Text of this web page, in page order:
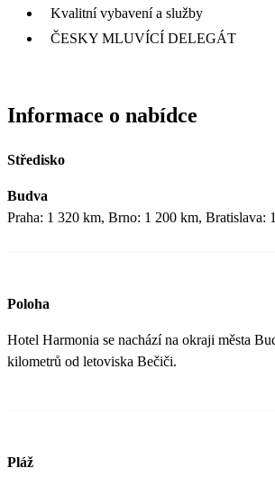
Kvalitní vybavení a služby
ČESKY MLUVÍCÍ DELEGÁT
Informace o nabídce
Středisko
Budva
Praha: 1 320 km, Brno: 1 200 km, Bratislava:
Poloha
Hotel Harmonia se nachází na okraji města
kilometrů od letoviska Bečiči.
Pláž